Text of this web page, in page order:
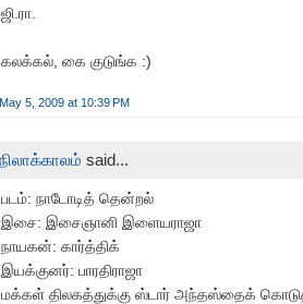
ஜி.ரா.
கலக்கல், கை குடுங்க :)
May 5, 2009 at 10:39 PM
நிலாக்காலம் said...
படம்: நாடோடித் தென்றல்
இசை: இசைஞானி இளையராஜா
நாயகன்: கார்த்திக்
இயக்குனர்: பாரதிராஜா
மக்கள் திலகத்துக்கு ஸ்டார் அந்தஸ்தைக்